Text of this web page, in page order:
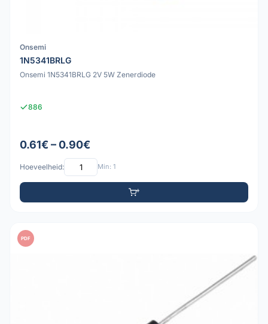
Onsemi
1N5341BRLG
Onsemi 1N5341BRLG 2V 5W Zenerdiode
886
0.61€ – 0.90€
Hoeveelheid: Min: 1
PDF